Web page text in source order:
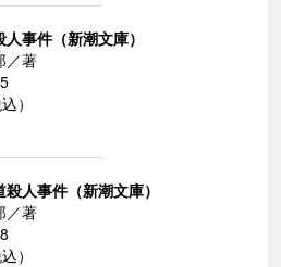
事件（新潮文庫）
／著
）
人事件（新潮文庫）
／著
）